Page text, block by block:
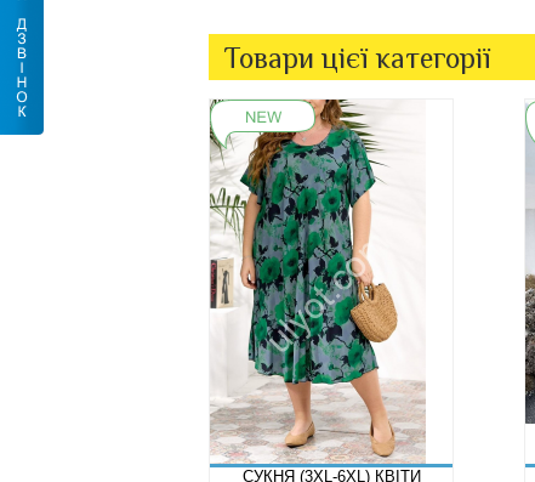
Товари цієї категорії
СУКНЯ (3XL-6XL) КВІТИ